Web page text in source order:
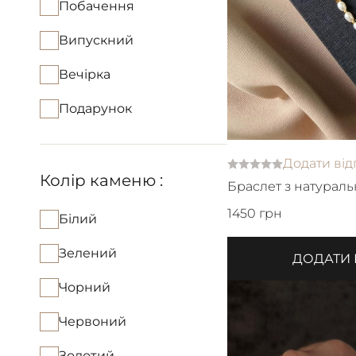
Побачення
Випускний
Вечірка
Подарунок
Колір каменю :
Білий
Зелений
Чорний
Червоний
Додати
Браслет з
Вашою літерою
1450 грн
ДОДАТИ